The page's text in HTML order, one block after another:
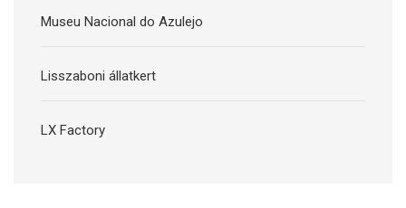
Museu Nacional do Azulejo
Lisszaboni állatkert
LX Factory